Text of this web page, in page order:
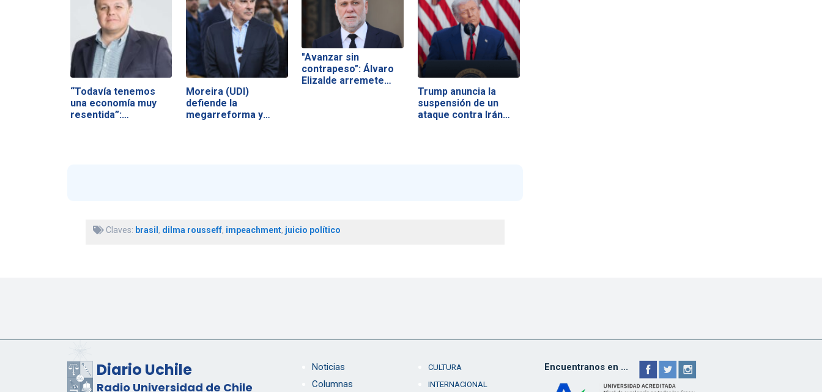
“Todavía tenemos
una economía muy
resentida”:…
Moreira (UDI)
defiende la
megarreforma y
"Avanzar sin
contrapeso": Álvaro
Elizalde arremete…
Trump anuncia la
suspensión de un
ataque contra Irán…
Claves: brasil , dilma rousseff, impeachment, juicio político
Diario Uchile
Radio Universidad de Chile
Noticias
Columnas
CULTURA
INTERNACIONAL
Encuentranos en ...